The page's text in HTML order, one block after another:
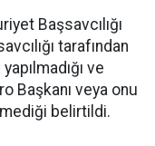
Başsavcılığı
tarafından
ve
Başkanı veya onu
belirtildi.